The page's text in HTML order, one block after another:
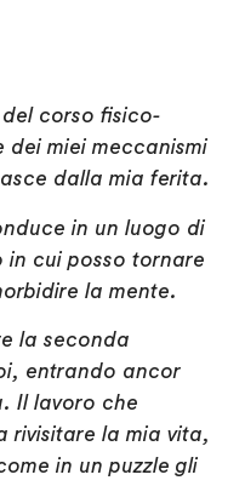
corso fisico-
miei meccanismi
dalla mia ferita.
in un luogo di
in cui posso tornare
la mente.
la seconda
entrando ancor
Il lavoro che
rivisitare la mia vita,
in un puzzle gli